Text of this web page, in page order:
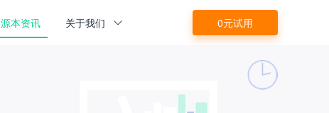
源本资讯 关于我们 0元试用